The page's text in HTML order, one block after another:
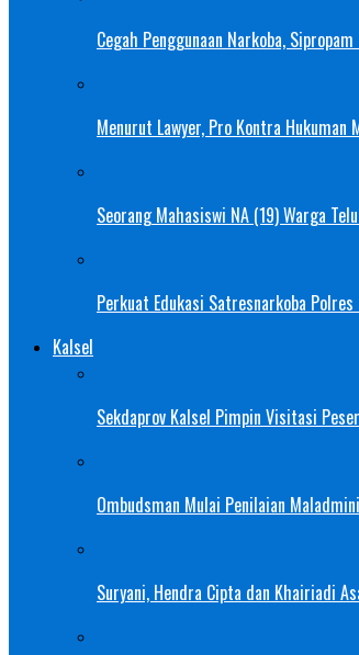
Cegah Penggunaan Narkoba,
Menurut Lawyer, Pro Kontra Hukuman
Seorang Mahasiswi NA (19) Warga
Perkuat Edukasi Satresnarkoba Polres
Kalsel
Sekdaprov Kalsel Pimpin Visitasi
Ombudsman Mulai Penilaian
Suryani, Hendra Cipta dan Khairiadi